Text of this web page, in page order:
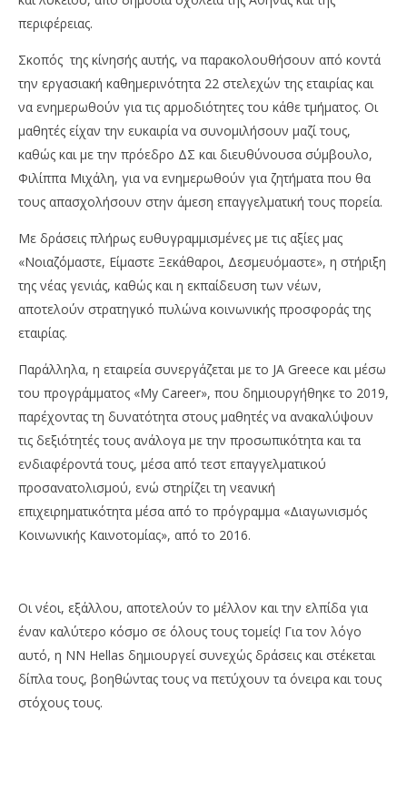
NOW VIEWING
NN Hellas: Συνεχίζει για 7η χρονιά, πρόγραμμα
«Leaders for a Day»
pressroom
περιφέρειας.
Σκοπός της κίνησής αυτής, να παρακολουθήσουν από κοντά
την εργασιακή καθημερινότητα 22 στελεχών της εταιρίας και
να ενημερωθούν για τις αρμοδιότητες του κάθε τμήματος. Οι
μαθητές είχαν την ευκαιρία να συνομιλήσουν μαζί τους,
καθώς και με την πρόεδρο ΔΣ και διευθύνουσα σύμβουλο,
Φιλίππα Μιχάλη, για να ενημερωθούν για ζητήματα που θα
τους απασχολήσουν στην άμεση επαγγελματική τους πορεία.
Με δράσεις πλήρως ευθυγραμμισμένες με τις αξίες μας
«Νοιαζόμαστε, Είμαστε Ξεκάθαροι, Δεσμευόμαστε», η στήριξη
της νέας γενιάς, καθώς και η εκπαίδευση των νέων,
αποτελούν στρατηγικό πυλώνα κοινωνικής προσφοράς της
εταιρίας.
Παράλληλα, η εταιρεία συνεργάζεται με το JA Greece και μέσω
του προγράμματος «My Career», που δημιουργήθηκε το 2019,
παρέχοντας τη δυνατότητα στους μαθητές να ανακαλύψουν
τις δεξιότητές τους ανάλογα με την προσωπικότητα και τα
ενδιαφέροντά τους, μέσα από τεστ επαγγελματικού
προσανατολισμού, ενώ στηρίζει τη νεανική
επιχειρηματικότητα μέσα από το πρόγραμμα «Διαγωνισμός
Κοινωνικής Καινοτομίας», από το 2016.
Οι νέοι, εξάλλου, αποτελούν το μέλλον και την ελπίδα για
έναν καλύτερο κόσμο σε όλους τους τομείς! Για τον λόγο
αυτό, η NN Hellas δημιουργεί συνεχώς δράσεις και στέκεται
δίπλα τους, βοηθώντας τους να πετύχουν τα όνειρα και τους
στόχους τους.